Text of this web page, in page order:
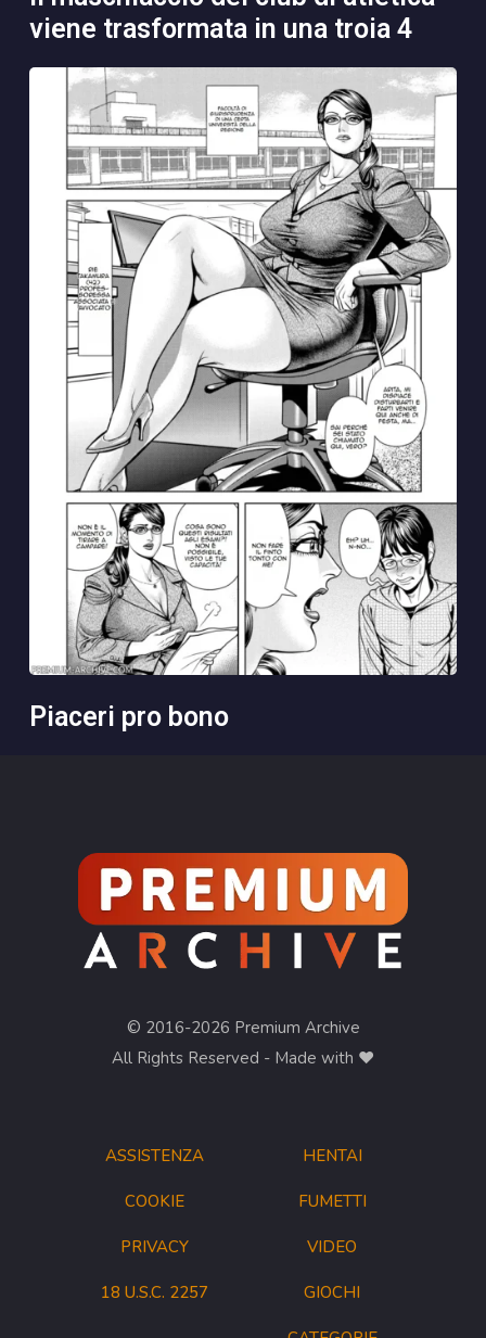
viene trasformata in una troia 4
piaceri pro bono
ASSISTENZA
COOKIE
PRIVACY
18 U.S.C. 2257
© 2016-2026 Premium Archive
All Rights Reserved - Made with ❤︎
HENTAI
FUMETTI
VIDEO
GIOCHI